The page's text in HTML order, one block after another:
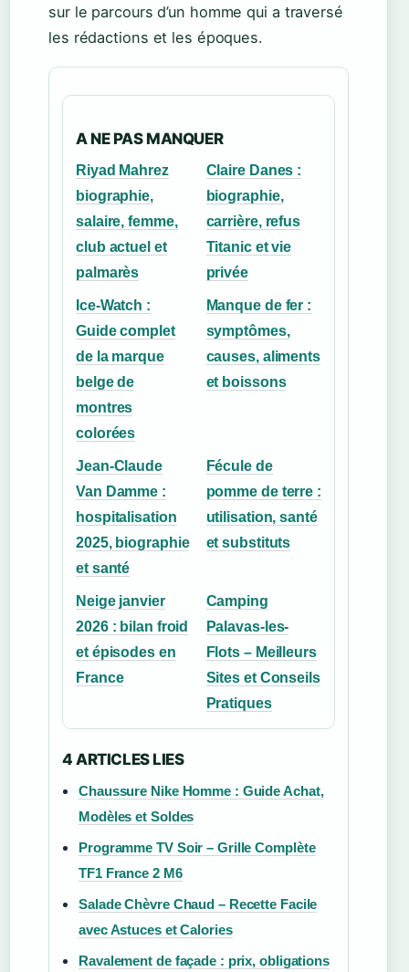
sur le parcours d’un homme qui a traversé
les rédactions et les époques.
A NE PAS MANQUER
Riyad Mahrez
biographie,
salaire, femme,
club actuel et
palmarès
Claire Danes :
biographie,
carrière, refus
Titanic et vie
privée
Ice-Watch :
Guide complet
de la marque
belge de
montres
colorées
Manque de fer :
symptômes,
causes, aliments
et boissons
Jean-Claude
Van Damme :
hospitalisation
2025, biographie
et santé
Fécule de
pomme de terre :
utilisation, santé
et substituts
Neige janvier
2026 : bilan froid
et épisodes en
France
Camping
Palavas-les-
Flots – Meilleurs
Sites et Conseils
Pratiques
4 ARTICLES LIES
Chaussure Nike Homme : Guide Achat,
Modèles et Soldes
Programme TV Soir – Grille Complète
TF1 France 2 M6
Salade Chèvre Chaud – Recette Facile
avec Astuces et Calories
Ravalement de façade : prix, obligations